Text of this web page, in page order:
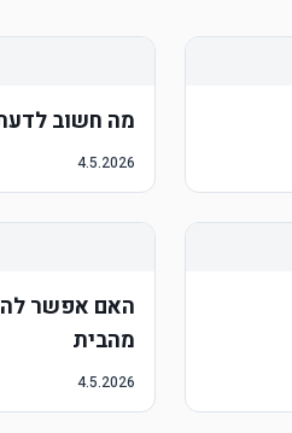
מה חשוב
4.5.2026
האם אפשר
מהבית
4.5.2026